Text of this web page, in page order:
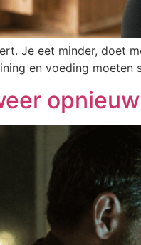
Je eet minder, doet
en voeding